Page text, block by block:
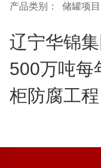
产品类别： 储罐项目
辽宁华锦集
500万吨每
柜防腐工程